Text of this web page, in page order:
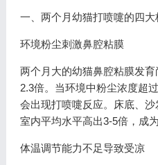
一、两个月幼猫打喷嚏的四大
环境粉尘刺激鼻腔粘膜
两个月大的幼猫鼻腔粘膜发
2.3倍。当环境中粉尘浓度超
会出现打喷嚏反应。床底、
室内平均水平高出3-5倍，成
体温调节能力不足导致受凉